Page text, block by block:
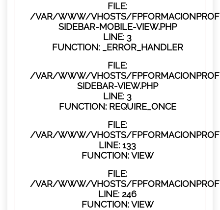
FILE:
/VAR/WWW/VHOSTS/
SIDEBAR-MOBILE-VIEW.PHP
LINE: 3
FUNCTION: _ERROR_HANDLER
FILE:
/VAR/WWW/VHOSTS/
SIDEBAR-VIEW.PHP
LINE: 3
FUNCTION: REQUIRE_ONCE
FILE:
/VAR/WWW/VHOSTS/
LINE: 133
FUNCTION: VIEW
FILE:
/VAR/WWW/VHOSTS/
LINE: 246
FUNCTION: VIEW